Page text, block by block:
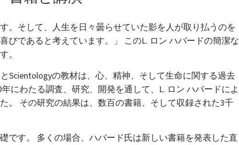
。そして、人生を日々曇らせていた影を人が取り払うのを
びであると考えています。」 このL. ロン ハバードの簡潔な
。
Scientologyの教材は、心、精神、そして生命に関する過去
にわたる調査、研究、開発を通して、L. ロン ハバードによ
。 その研究の結果は、数百の書籍、そして収録された3千
です。 多くの場合、ハバード氏は新しい書籍を発表した直